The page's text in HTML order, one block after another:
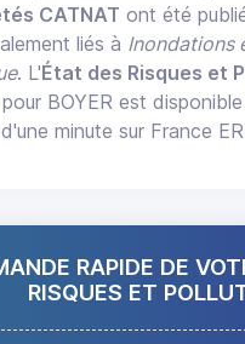
CATNAT ont été
liés à Inondations
. L'État des Risques et
pour BOYER est
minute sur France
RAPIDE DE
RISQUES ET